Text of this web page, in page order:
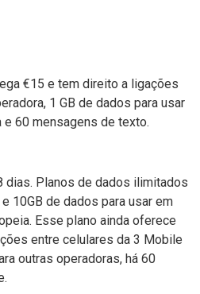
€15 e tem direito a ligações
1 GB de dados para usar
e 60 mensagens de texto.
dias. Planos de dados ilimitados
10GB de dados para usar em
Esse plano ainda oferece
entre celulares da 3 Mobile
outras operadoras, há 60